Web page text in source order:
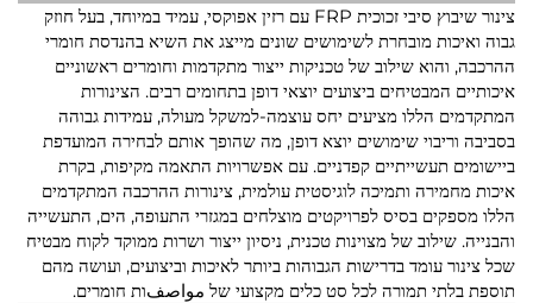
צינור שיבוץ סיבי זכוכית FRP עם רזין אפוקסי, עמיד במיוחד, בעל חוזק
גבוה ואיכות מובחרת לשימושים שונים מייצג את השיא בהנדסת חומרי
ההרכבה, והוא שילוב של טכניקות ייצור מתקדמות וחומרים ראשוניים
איכותיים המבטיחים ביצועים יוצאי דופן בתחומים רבים. הצינורות
המתקדמים הללו מציעים יחס עוצמה-למשקל מעולה, עמידות גבוהה
בסביבה וריבוי שימושים יוצא דופן, מה שהופך אותם לבחירה המועדפת
ביישומים תעשייתיים קפדניים. עם אפשרויות התאמה מקיפות, בקרת
איכות מחמירה ותמיכה לוגיסטית עולמית, צינורות ההרכבה המתקדמים
הללו מספקים בסיס לפרויקטים מוצלחים במגזרי התעופה, הים, התעשייה
והבנייה. שילוב של מצוינות טכנית, ניסיון ייצור ושרות ממוקד לקוח מבטיח
שכל צינור עומד בדרישות הגבוהות ביותר לאיכות וביצועים, ועושה מהם
תוספת בלתי תמורה לכל סט כלים מקצועי של مواصفות חומרים.